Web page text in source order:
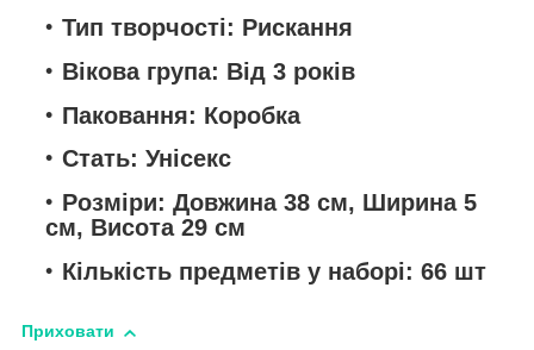
Тип творчості: Рискання
Вікова група: Від 3 років
Паковання: Коробка
Стать: Унісекс
Розміри: Довжина 38 см, Ширина 5
см, Висота 29 см
Кількість предметів у наборі: 66 шт
Приховати